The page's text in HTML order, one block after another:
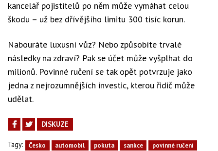
kancelář pojistitelů po něm může vymáhat celou
škodu – už bez dřívějšího limitu 300 tisíc korun.
Nabouráte luxusní vůz? Nebo způsobíte trvalé
následky na zdraví? Pak se účet může vyšplhat do
milionů. Povinné ručení se tak opět potvrzuje jako
jedna z nejrozumnějších investic, kterou řidič může
udělat.
DISKUZE
Tagy: Česko automobil pokuta sankce povinné ručení